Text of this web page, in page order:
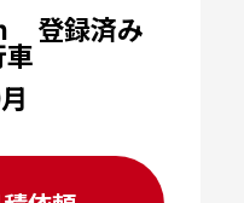
登録済み